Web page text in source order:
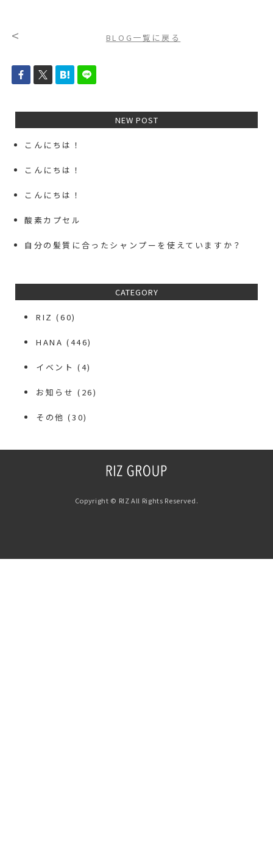
< BLOG一覧に戻る
NEW POST
こんにちは！
こんにちは！
こんにちは！
酸素カプセル
自分の髪質に合ったシャンプーを使えていますか？
CATEGORY
RIZ (60)
HANA (446)
イベント (4)
お知らせ (26)
その他 (30)
Copyright © RIZ All Rights Reserved.